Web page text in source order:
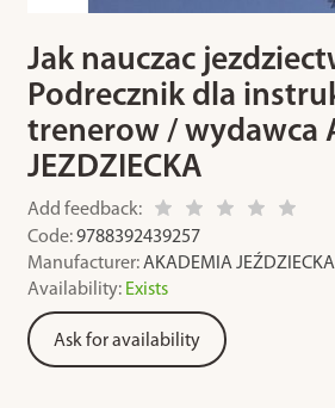
Jak nauczac
Podrecznik dla
trenerow / wydawca
JEZDZIECKA
Add feedback:
Code: 9788392439257
Manufacturer: AKADEMIA JEŹDZIECKA
Availability: Exists
Ask for availability